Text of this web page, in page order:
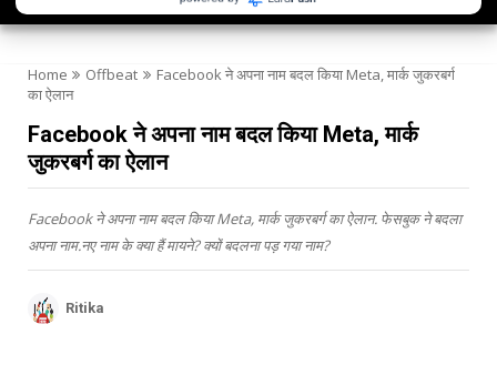
Home Offbeat
Facebook ने अपना नाम बदल किया Meta, मार्क जुकरबर्ग
का ऐलान
Facebook ने अपना नाम बदल किया Meta, मार्क
जुकरबर्ग का ऐलान
Facebook ने अपना नाम बदल किया Meta, मार्क जुकरबर्ग का ऐलान. फेसबुक ने बदला
अपना नाम.नए नाम के क्या हैं मायने? क्यों बदलना पड़ गया नाम?
Ritika